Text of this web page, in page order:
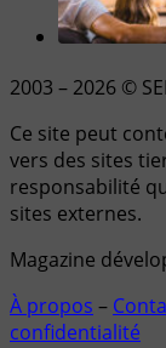
2003 – 2026 ©
Ce site peut
vers des sites
responsabilité
sites externes.
Magazine
À propos –
confidentialité